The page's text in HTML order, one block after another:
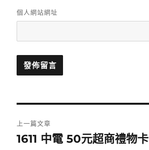
個人網站網址
章
上一篇文章
上
1611 中電 50元超商禮物卡